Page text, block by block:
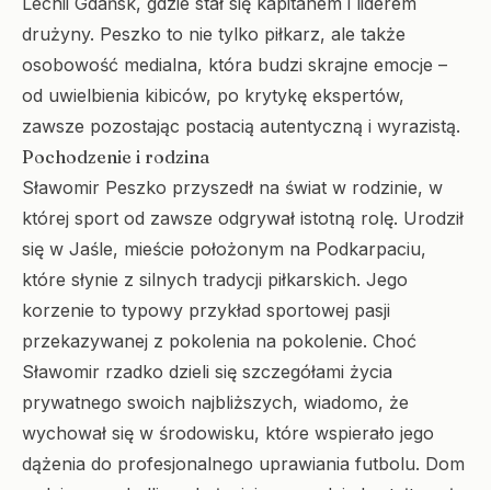
drużyny. Peszko to nie tylko piłkarz, ale także
osobowość medialna, która budzi skrajne emocje –
od uwielbienia kibiców, po krytykę ekspertów,
zawsze pozostając postacią autentyczną i wyrazistą.
Pochodzenie i rodzina
Sławomir Peszko przyszedł na świat w rodzinie, w
której sport od zawsze odgrywał istotną rolę. Urodził
się w Jaśle, mieście położonym na Podkarpaciu,
które słynie z silnych tradycji piłkarskich. Jego
korzenie to typowy przykład sportowej pasji
przekazywanej z pokolenia na pokolenie. Choć
Sławomir rzadko dzieli się szczegółami życia
prywatnego swoich najbliższych, wiadomo, że
wychował się w środowisku, które wspierało jego
dążenia do profesjonalnego uprawiania futbolu. Dom